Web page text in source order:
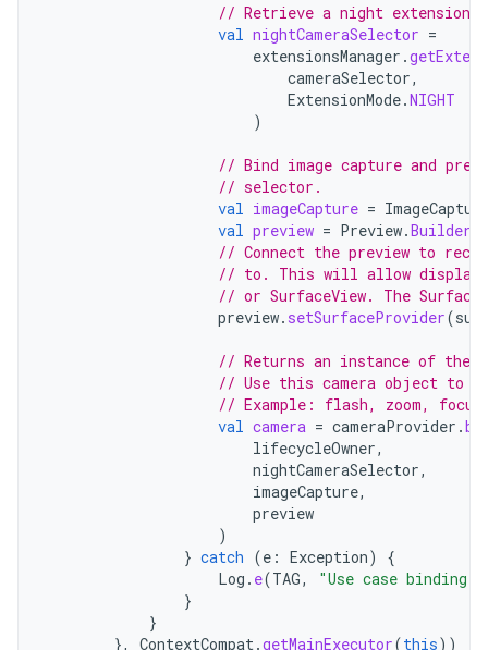
// Retrieve a night extension
val nightCameraSelector =
extensionsManager .
cameraSelector,
ExtensionMode.NIGHT
)
// Bind image capture and
// selector.
val imageCapture =
val preview = Preview.Builder
// Connect the preview to
// to. This will allow
// or SurfaceView. The
preview. setSurfaceProvider(
// Returns an instance of the
// Use this camera object to
// Example: flash, zoom,
val camera = cameraProvider .
lifecycleOwner,
nightCameraSelector,
imageCapture,
preview
)
} catch (e : Exception)
{
Log . e(TAG,
"Use case binding
}
}
},
ContextCompat .getMainExecutor(this))